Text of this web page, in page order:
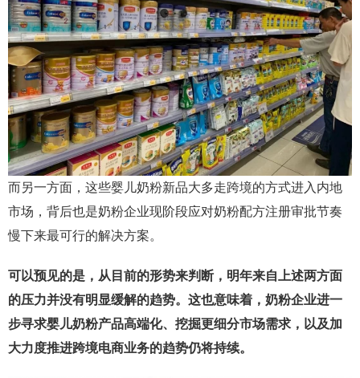
而另一方面，这些婴儿奶粉新品大多走跨境的方式进入内地
市场，背后也是奶粉企业现阶段应对奶粉配方注册审批节奏
慢下来最可行的解决方案。
可以预见的是，从目前的形势来判断，明年来自上述两方面
的压力并没有明显缓解的趋势。这也意味着，奶粉企业进一
步寻求婴儿奶粉产品高端化、挖掘更细分市场需求，以及加
大力度推进跨境电商业务的趋势仍将持续。